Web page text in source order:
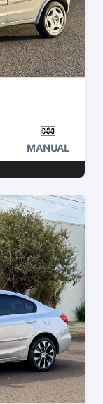
MANUAL